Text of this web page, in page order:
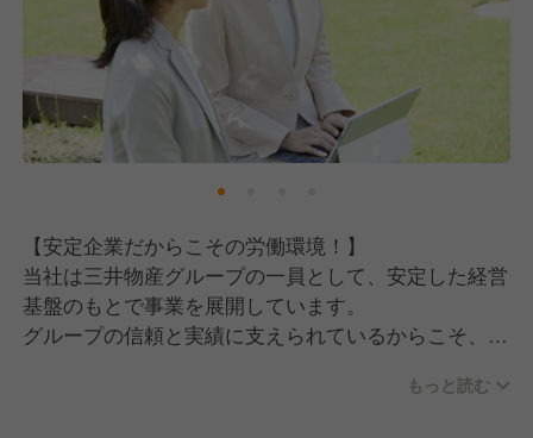
【安定企業だからこその労働環境！】
当社は三井物産グループの一員として、安定した経営
基盤のもとで事業を展開しています。
グループの信頼と実績に支えられているからこそ、社
もっと読む